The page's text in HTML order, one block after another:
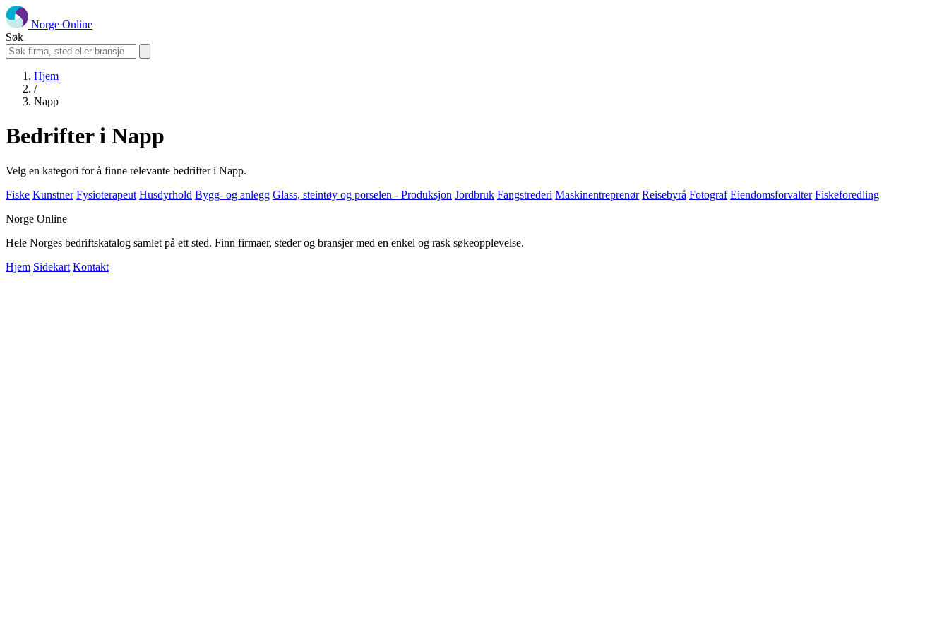
Norge Online
Søk
Hjem
/
Napp
Bedrifter i Napp
Velg en kategori for å finne relevante bedrifter i Napp.
Fiske Kunstner Fysioterapeut Husdyrhold Bygg- og anlegg Glass, steintøy og porselen - Produksjon Jordbruk Fangstrederi Maskinentreprenør Reisebyrå Fotograf Eiendomsforvalter Fiskeforedling
Norge Online
Hele Norges bedriftskatalog samlet på ett sted. Finn firmaer, steder og bransjer med en enkel og rask søkeopplevelse.
Hjem Sidekart Kontakt